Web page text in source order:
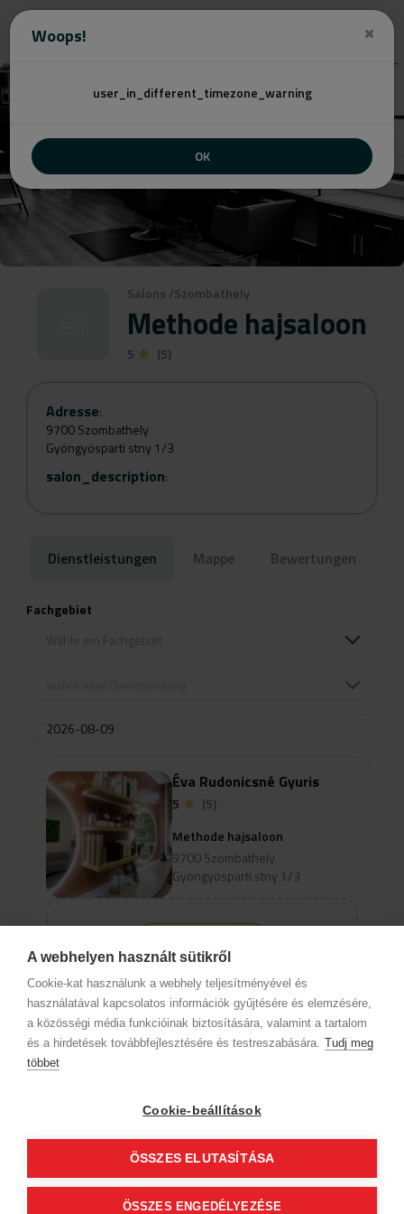
Woops!
user_in_different_timezone_warning
OK
A webhelyen használt sütikről
Cookie-kat használunk a webhely teljesítményével és
használatával kapcsolatos információk gyűjtésére és elemzésére,
a közösségi média funkcióinak biztosítására, valamint a tartalom
és a hirdetések továbbfejlesztésére és testreszabására. Tudj meg
többet
Cookie-beállítások
ÖSSZES ELUTASÍTÁSA
ÖSSZES ENGEDÉLYEZÉSE
Salons /Szombathely
Methode hajsaloon
5 (5)
Adresse:
9700 Szombathely
Gyöngyösparti stny 1/3
salon_description:
Dienstleistungen Mappe Bewertungen
Fachgebiet
Um verfügbare Online-Termine
anzuzeigen, wählen Sie eine Domain
und einen Service aus
Éva Rudonicsné Gyuris
5
(5)
Methode hajsaloon
9700 Szombathely
Gyöngyösparti stny 1/3
AGB (Abonnentenkunde)
Folge uns!
© 2012 Beauty World Net Kft. Alle Rechte vorbehalten.